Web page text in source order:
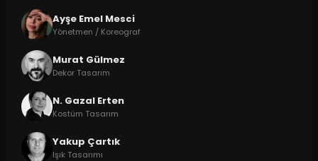
Ayşe Emel Mesci
Yönetmen / Koreograf
Murat Gülmez
Dekor Tasarım
N. Gazal Erten
Kostüm Tasarım
Yakup Çartık
Işık Tasarımı